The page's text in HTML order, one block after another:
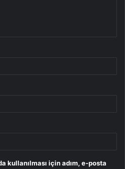
kullanılması için adım, e-posta